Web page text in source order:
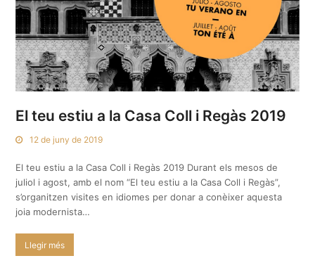
El teu estiu a la Casa Coll i Regàs 2019
12 de juny de 2019
El teu estiu a la Casa Coll i Regàs 2019 Durant els mesos de
juliol i agost, amb el nom “El teu estiu a la Casa Coll i Regàs”,
s’organitzen visites en idiomes per donar a conèixer aquesta
joia modernista…
Llegir més